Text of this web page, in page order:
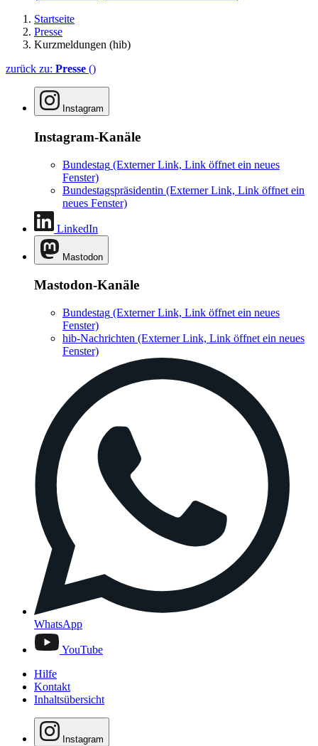
Startseite
Presse
Kurzmeldungen (hib)
zurück zu: Presse ()
Instagram
Instagram-Kanäle
Bundestag (Externer Link, Link öffnet ein neues
Fenster)
Bundestagspräsidentin (Externer Link, Link öffnet ein
neues Fenster)
LinkedIn
Mastodon
Mastodon-Kanäle
Bundestag (Externer Link, Link öffnet ein neues
Fenster)
hib-Nachrichten (Externer Link, Link öffnet ein neues
Fenster)
WhatsApp
YouTube
Hilfe
Kontakt
Inhaltsübersicht
Instagram